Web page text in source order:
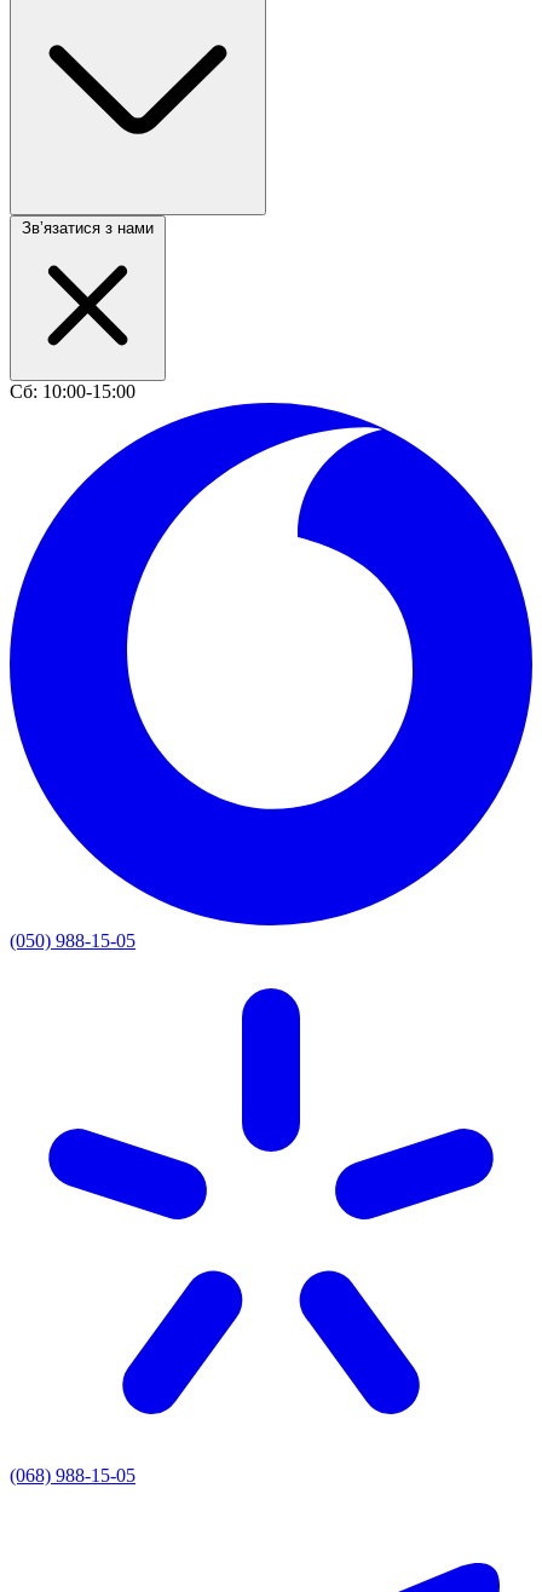
Звʼязатися з нами
Сб: 10:00-15:00
(050) 988-15-05
(068) 988-15-05